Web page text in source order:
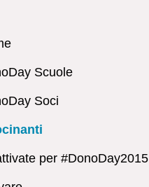
Scuole
Soci
per #DonoDay2015